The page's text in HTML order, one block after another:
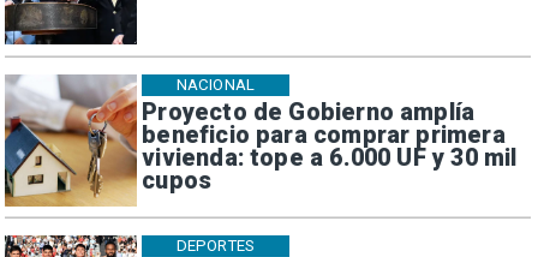
Proyecto de Gobierno amplía
beneficio para comprar primera
vivienda: tope a 6.000 UF y 30 mil
cupos
NACIONAL
DEPORTES